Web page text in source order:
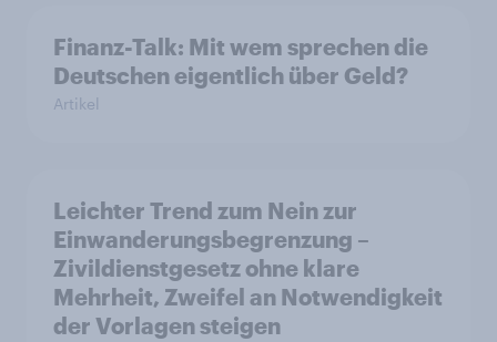
Finanz-Talk: Mit wem sprechen die
Deutschen eigentlich über Geld?
Artikel
Leichter Trend zum Nein zur
Einwanderungsbegrenzung –
Zivildienstgesetz ohne klare
Mehrheit, Zweifel an Notwendigkeit
der Vorlagen steigen